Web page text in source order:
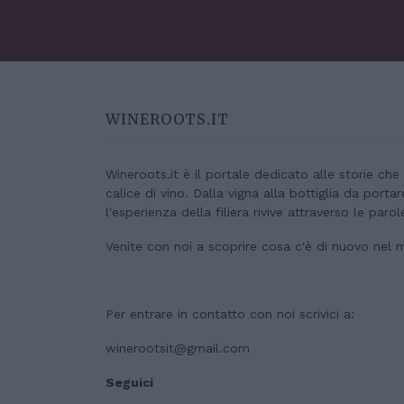
WINEROOTS.IT
Wineroots.it è il portale dedicato alle storie
calice di vino. Dalla vigna alla bottiglia da
l'esperienza della filiera rivive attraverso le
Venite con noi a scoprire cosa c'è di nuovo nel
Per entrare in contatto con noi scrivici a:
winerootsit@gmail.com
Seguici